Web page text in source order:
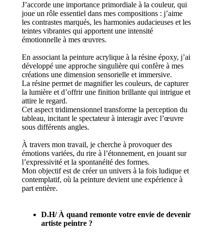
J’accorde une importance primordiale à la couleur, qui
joue un rôle essentiel dans mes compositions : j’aime
les contrastes marqués, les harmonies audacieuses et les
teintes vibrantes qui apportent une intensité
émotionnelle à mes œuvres.
En associant la peinture acrylique à la résine époxy, j’ai
développé une approche singulière qui confère à mes
créations une dimension sensorielle et immersive.
La résine permet de magnifier les couleurs, de capturer
la lumière et d’offrir une finition brillante qui intrigue et
attire le regard.
Cet aspect tridimensionnel transforme la perception du
tableau, incitant le spectateur à interagir avec l’œuvre
sous différents angles.
À travers mon travail, je cherche à provoquer des
émotions variées, du rire à l’étonnement, en jouant sur
l’expressivité et la spontanéité des formes.
Mon objectif est de créer un univers à la fois ludique et
contemplatif, où la peinture devient une expérience à
part entière.
D.H/ À quand remonte votre envie de devenir
artiste peintre ?